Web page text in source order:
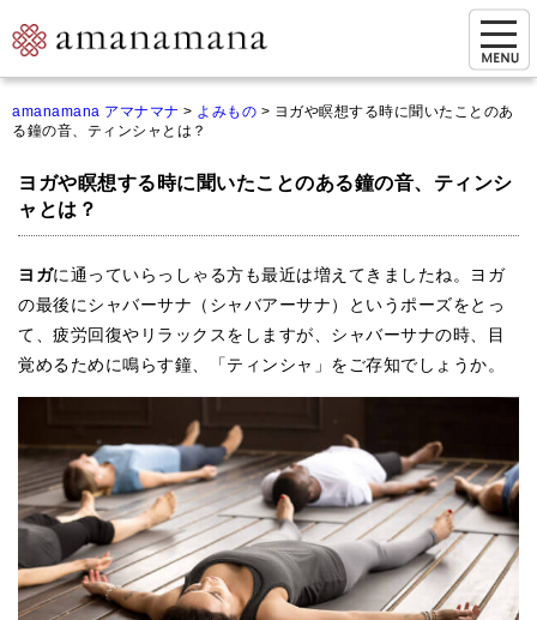
ご来店予約（実店舗）
オンライン相談&購入
シンギングボウル講座
オンラインショップ
カートを見る
商品一覧
アマナマナのシンギングボウル
amanamana アマナマナ > よみもの > ヨガや瞑想する時に聞いたことのあ
る鐘の音、ティンシャとは？
ヨガや瞑想する時に聞いたことのある鐘の音、ティンシ
ャとは？
ヨガに通っていらっしゃる方も最近は増えてきましたね。ヨガ
の最後にシャバーサナ（シャバアーサナ）というポーズをとっ
て、疲労回復やリラックスをしますが、シャバーサナの時、目
覚めるために鳴らす鐘、「ティンシャ」をご存知でしょうか。